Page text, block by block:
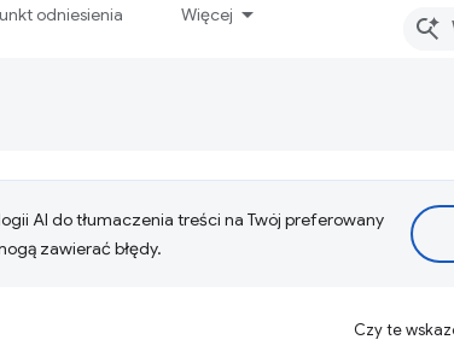
odniesienia Więcej
AI do tłumaczenia treści na Twój preferowany
zawierać błędy.
Czy te